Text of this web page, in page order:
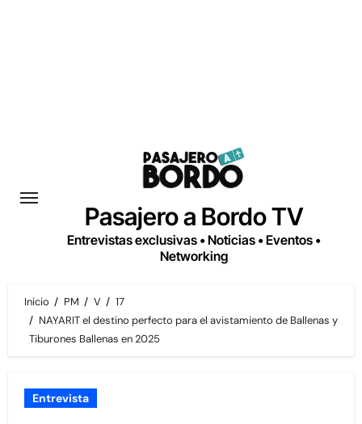
Pasajero a Bordo TV
Entrevistas exclusivas • Noticias • Eventos •
Networking
Inicio PM V
17
NAYARIT el destino perfecto para el avistamiento de Ballenas y
Tiburones Ballenas en 2025
Entrevista